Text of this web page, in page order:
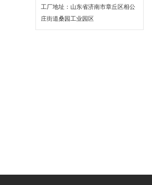
工厂地址：山东省济南市章丘区相公
庄街道桑园工业园区